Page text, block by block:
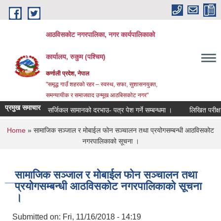
Skip to main content
आठविसकोट नगरपालिका, नगर कार्यपालिकाको
कार्यालय, रुकुम (पश्चिम)
कर्णाली प्रदेश, नेपाल
"समृद्ध गाउँ शहरको रहर – स्वस्थ, सफा, सुशासनयुक्त,
समन्यायीक र समाजवाद उन्मूख आठबिसकोट नगर"
प्रमुख समाचारसर्जिकल सामानको दरभाउ- पत्र पेश गर्ने सम्बन्धमा । लिखित परीक्षाको
You are here
Home » सामाजिक सञ्जाल र मोबाईल फोन सञ्चालन तथा प्रयोगसम्बन्धी आठविसकोट
नगरपालिकाको सूचना ।
सामाजिक सञ्जाल र मोबाईल फोन सञ्चालन तथा
प्रयोगसम्बन्धी आठविसकोट नगरपालिकाको सूचना
।
Submitted on: Fri, 11/16/2018 - 14:19